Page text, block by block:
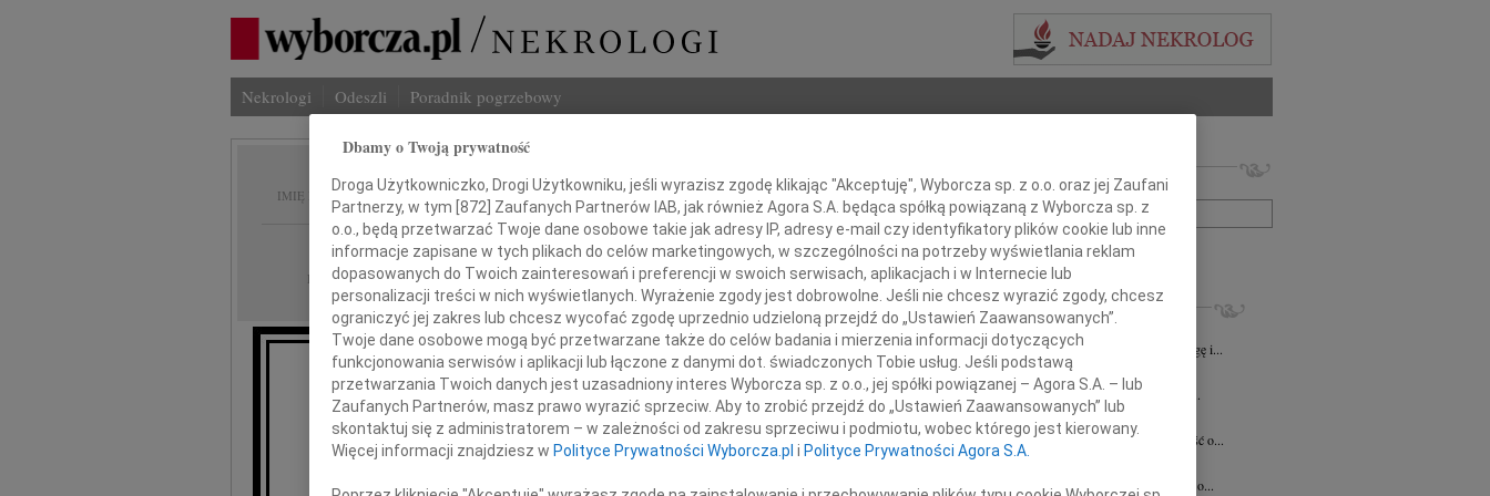
Nekrologi Odeszli Poradnik pogrzebowy
IMIĘ I NAZWISKO: Jan Buzek
REGION: Katowice
DATA EMISJI: 05.08.2010
Wyrazy szczerego współczucia
Rodzinie Zmarłego
Imię i nazwisko lub numer ogłoszenia:
+ szukanie zaawansowane
INNE NEKROLOGI
07.08.2026Katowice
Z wielkim smutkiem żegnamy naszego Kolegę i...
06.08.2026Katowice
Drogiej Koleżance Sabinie Kacan składamy...
Marcin Kurek
24.07.2026
Z głębokim smutkiem przyjęliśmy wiadomość o...
Tadeusz Zając
Z głębokim smutkiem przyjąłem wiadomość o...
Dbamy o Twoją prywatność
Droga Użytkowniczko, Drogi Użytkowniku, jeśli wyrazisz zgodę klikając "Akceptuję", Wyborcza sp. z o.o. oraz jej Zaufani
Partnerzy, w tym [ 872 ] Zaufanych Partnerów IAB, jak również Agora S.A. będąca spółką powiązaną z Wyborcza sp. z
o.o., będą przetwarzać Twoje dane osobowe takie jak adresy IP, adresy e-mail czy identyfikatory plików cookie lub inne
informacje zapisane w tych plikach do celów marketingowych, w szczególności na potrzeby wyświetlania reklam
dopasowanych do Twoich zainteresowań i preferencji w swoich serwisach, aplikacjach i w Internecie lub
personalizacji treści w nich wyświetlanych. Wyrażenie zgody jest dobrowolne. Jeśli nie chcesz wyrazić zgody, chcesz
ograniczyć jej zakres lub chcesz wycofać zgodę uprzednio udzieloną przejdź do „Ustawień Zaawansowanych”.
Twoje dane osobowe mogą być przetwarzane także do celów badania i mierzenia informacji dotyczących
funkcjonowania serwisów i aplikacji lub łączone z danymi dot. świadczonych Tobie usług. Jeśli podstawą
przetwarzania Twoich danych jest uzasadniony interes Wyborcza sp. z o.o., jej spółki powiązanej – Agora S.A. – lub
Zaufanych Partnerów, masz prawo wyrazić sprzeciw. Aby to zrobić przejdź do „Ustawień Zaawansowanych” lub
skontaktuj się z administratorem – w zależności od zakresu sprzeciwu i podmiotu, wobec którego jest kierowany.
Więcej informacji znajdziesz w Polityce Prywatności Wyborcza.pl i Polityce Prywatności Agora S.A.